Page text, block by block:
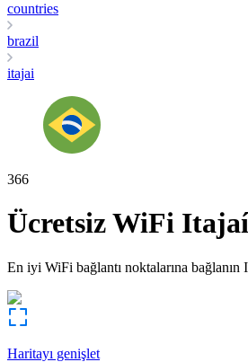
countries
brazil
itajai
366
Ücretsiz WiFi Itajaí
En iyi WiFi bağlantı noktalarına bağlanın
Haritayı genişlet